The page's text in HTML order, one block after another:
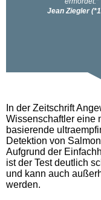
In der Zeitschrift
Wissenschaftler eine
basierende
Detektion von
Aufgrund der
ist der Test deutlich
und kann auch
werden.